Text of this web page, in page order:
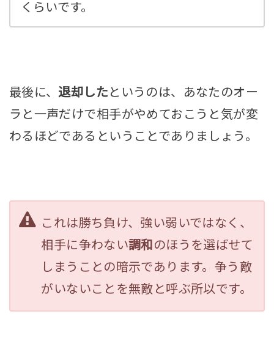
くらいです。
最後に、退却した というのは、あなたのオー
ラと一声だけで相手がやめておこうと気が変
わるほどであるということでありましょう。
これは勝ち負け、強い弱いではなく、
相手に争わない調和 のほうを選ばせて
しまうことの暗示であります。争う敵
がいないことを無敵と呼ぶ所以です。